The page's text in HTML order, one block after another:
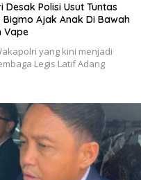
Polisi Usut Tuntas
Ajak Anak Di Bawah
Vape
yang kini menjadi
Legis Latif Adang